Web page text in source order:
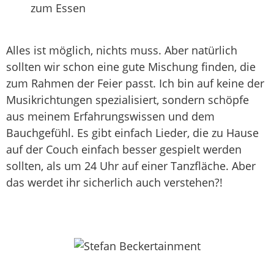
zum Essen
Alles ist möglich, nichts muss. Aber natürlich
sollten wir schon eine gute Mischung finden, die
zum Rahmen der Feier passt. Ich bin auf keine der
Musikrichtungen spezialisiert, sondern schöpfe
aus meinem Erfahrungswissen und dem
Bauchgefühl. Es gibt einfach Lieder, die zu Hause
auf der Couch einfach besser gespielt werden
sollten, als um 24 Uhr auf einer Tanzfläche. Aber
das werdet ihr sicherlich auch verstehen?!